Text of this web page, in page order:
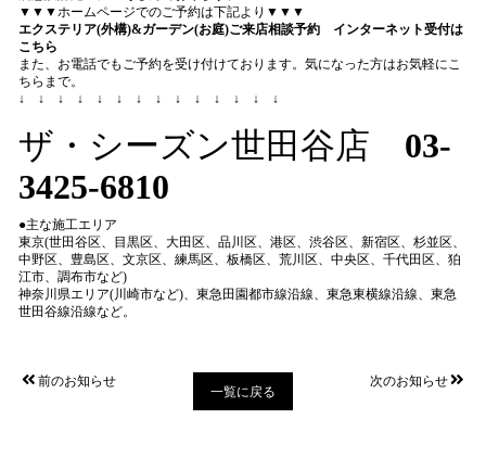
▼▼▼ホームページでのご予約は下記より▼▼▼
エクステリア(外構)&ガーデン(お庭)ご来店相談予約 インターネット受付は
こちら
また、お電話でもご予約を受け付けております。気になった方はお気軽にこ
ちらまで。
↓ ↓ ↓ ↓ ↓ ↓ ↓ ↓ ↓ ↓ ↓ ↓ ↓ ↓
ザ・シーズン世田谷店 03-
3425-6810
●主な施工エリア
東京(世田谷区、目黒区、大田区、品川区、港区、渋谷区、新宿区、杉並区、
中野区、豊島区、文京区、練馬区、板橋区、荒川区、中央区、千代田区、狛
江市、調布市など)
神奈川県エリア(川崎市など)、東急田園都市線沿線、東急東横線沿線、東急
世田谷線沿線など。
前のお知らせ
一覧に戻る
次のお知らせ